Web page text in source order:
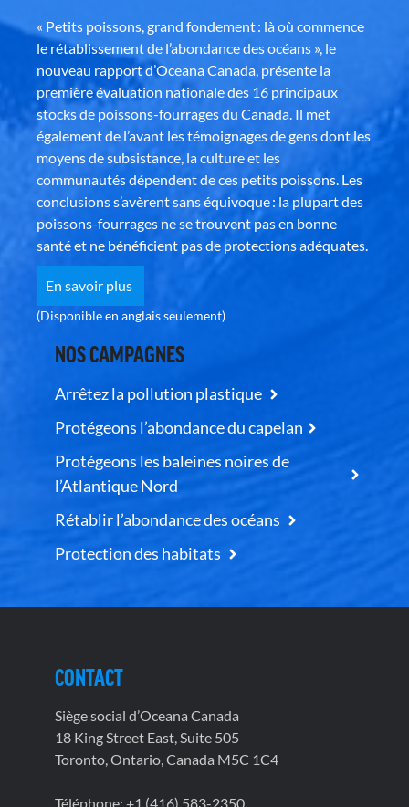
« Petits poissons, grand fondement : là où commence
le rétablissement de l’abondance des océans », le
nouveau rapport d’Oceana Canada, présente la
première évaluation nationale des 16 principaux
stocks de poissons-fourrages du Canada. Il met
également de l’avant les témoignages de gens dont les
moyens de subsistance, la culture et les
communautés dépendent de ces petits poissons. Les
conclusions s’avèrent sans équivoque : la plupart des
poissons-fourrages ne se trouvent pas en bonne
santé et ne bénéficient pas de protections adéquates.
En savoir plus
(Disponible en anglais seulement)
NOS CAMPAGNES
Arrêtez la pollution plastique
Protégeons l’abondance du capelan
Protégeons les baleines noires de
l’Atlantique Nord
Rétablir l’abondance des océans
Protection des habitats
CONTACT
Siège social d’Oceana Canada
18 King Street East, Suite 505
Toronto, Ontario, Canada M5C 1C4
Téléphone: +1 (416) 583-2350